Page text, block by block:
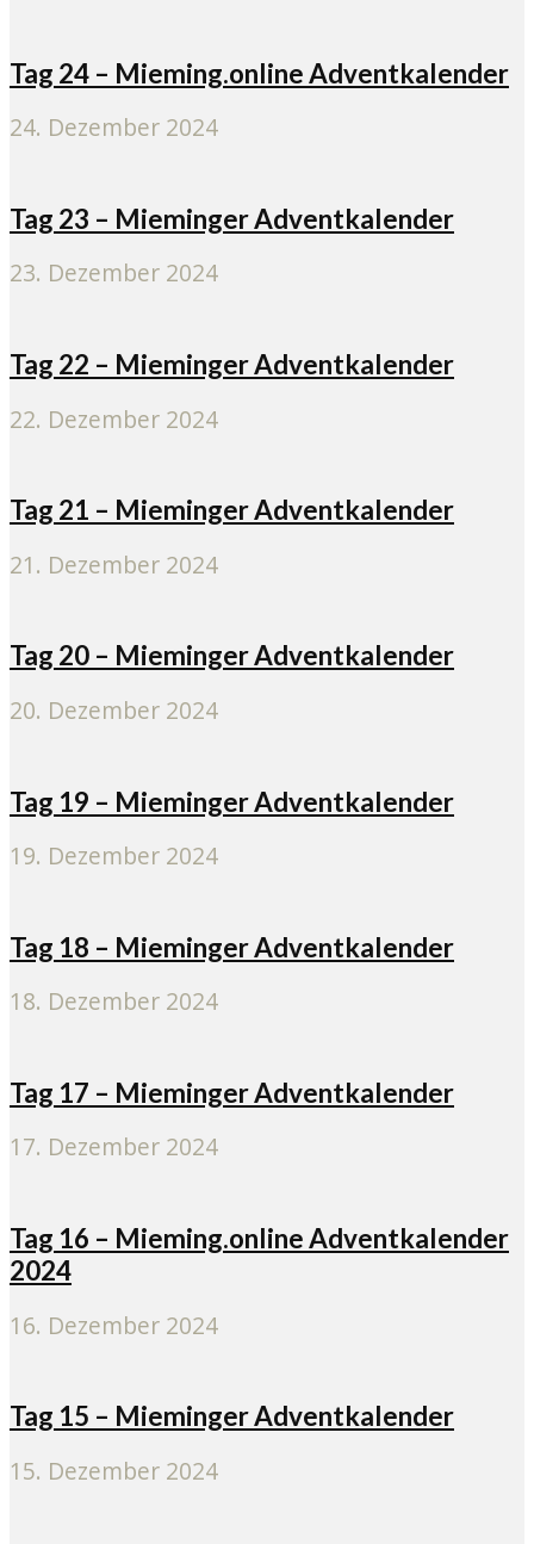
Tag 24 – Mieming.online Adventkalender
24. Dezember 2024
Tag 23 – Mieminger Adventkalender
23. Dezember 2024
Tag 22 – Mieminger Adventkalender
22. Dezember 2024
Tag 21 – Mieminger Adventkalender
21. Dezember 2024
Tag 20 – Mieminger Adventkalender
20. Dezember 2024
Tag 19 – Mieminger Adventkalender
19. Dezember 2024
Tag 18 – Mieminger Adventkalender
18. Dezember 2024
Tag 17 – Mieminger Adventkalender
17. Dezember 2024
Tag 16 – Mieming.online Adventkalender
2024
16. Dezember 2024
Tag 15 – Mieminger Adventkalender
15. Dezember 2024